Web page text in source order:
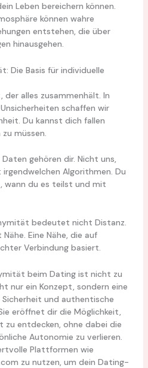
Leben bereichern können.
können wahre
entstehen, die über
hinausgehen.
Die Basis für individuelle
alles zusammenhält. In
schaffen wir
Du kannst dich fallen
müssen.
gehören dir. Nicht uns,
Algorithmen. Du
du es teilst und mit
bedeutet nicht Distanz.
Eine Nähe, die auf
Verbindung basiert.
beim Dating ist nicht zu
nur ein Konzept, sondern eine
Sicherheit und authentische
eröffnet dir die Möglichkeit,
zu entdecken, ohne dabei die
Autonomie zu verlieren.
Plattformen wie
zu nutzen, um dein Dating-